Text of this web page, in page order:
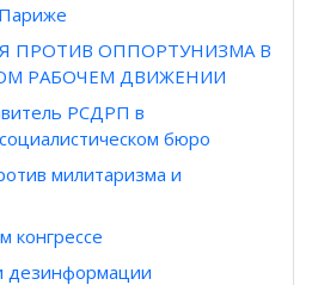
ПРОТИВ ОППОРТУНИЗМА В
РАБОЧЕМ ДВИЖЕНИИ
РСДРП в
бюро
милитаризма и
конгрессе
дезинформации